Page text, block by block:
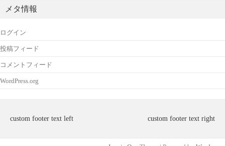
メタ情報
ログイン
投稿フィード
コメントフィード
WordPress.org
custom footer text left custom footer text right